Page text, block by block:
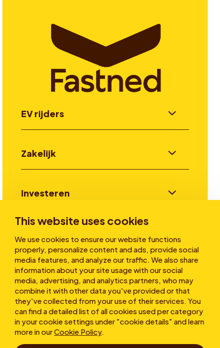
This website uses cookies
We use cookies to ensure our website functions
properly, personalize content and ads, provide social
media features, and analyze our traffic. We also share
information about your site usage with our social
media, advertising, and analytics partners, who may
combine it with other data you've provided or that
they've collected from your use of their services. You
can find a detailed list of all cookies used per category
in your cookie settings under "cookie details" and learn
more in ourCookie Policy.
EV rijders
Zakelijk
Investeren
Over ons